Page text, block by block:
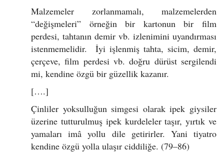
Malzemeler zorlanmamalı, malzemelerden
“değişmeleri” örneğin bir kartonun bir film
perdesi, tahtanın demir vb. izlenimini uyandırması
istenmemelidir. İyi işlenmiş tahta, sicim, demir,
çerçeve, film perdesi vb. doğru dürüst sergilendi
mi, kendine özgü bir güzellik kazanır.
[….]
Çinliler yoksulluğun simgesi olarak ipek giysiler
üzerine tutturulmuş ipek kurdeleler taşır, yırtık ve
yamaları imâ yollu dile getirirler. Yani tiyatro
kendine özgü yolla ulaşır ciddiliğe. (79–86)